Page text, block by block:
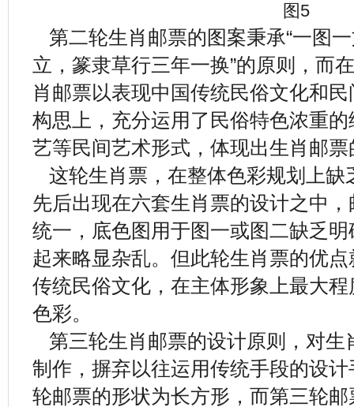
图5
第二轮生肖邮票的图案秉承“一图
立，篆隶草行三年一换”的原则，而
肖邮票以表现中国传统民俗文化和
构思上，充分运用了民俗特色浓重
艺等民间艺术形式，体现出生肖邮
这轮生肖票，在整体色彩规划上缺
先后出现在六套生肖票的设计之中
统一，底色图用于图一或图二缺乏
起来略显杂乱。但此轮生肖票的优
传统民俗文化，在主体形象上最大
色彩。
第三轮生肖邮票的设计原则，对生
制作，摒弃以往运用传统手段的设
轮邮票的形状为长方形，而第三轮